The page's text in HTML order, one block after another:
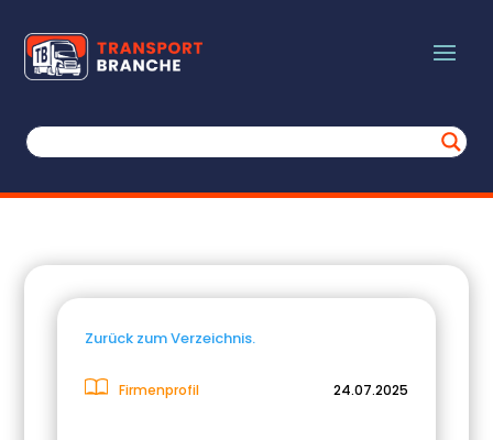
Zurück zum Verzeichnis.
Firmenprofil 24.07.2025